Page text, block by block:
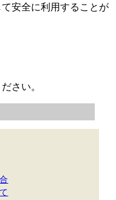
安全に利用することが
さい。